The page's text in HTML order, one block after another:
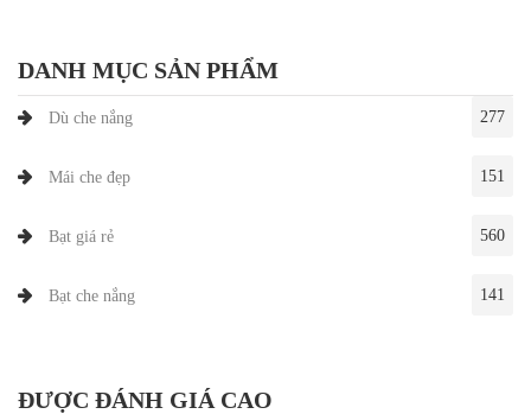
DANH MỤC SẢN PHẨM
Dù che nắng 277
Mái che đẹp 151
Bạt giá rẻ 560
Bạt che nắng 141
ĐƯỢC ĐÁNH GIÁ CAO